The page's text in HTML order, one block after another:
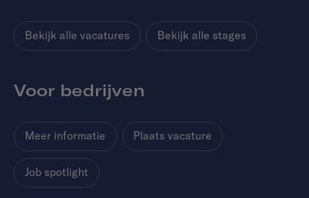
Bekijk alle vacatures Bekijk alle stages
Voor bedrijven
Meer informatie Plaats vacature
Job spotlight